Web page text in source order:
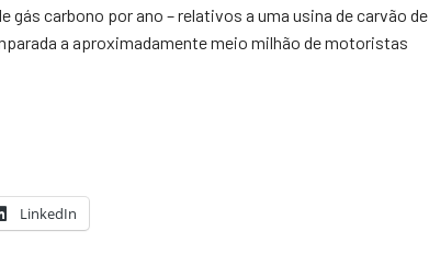
carbono por ano – relativos a uma usina de carvão de
a aproximadamente meio milhão de motoristas
LinkedIn